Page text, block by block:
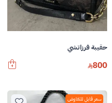
حقيبة فرزاتشي
800
سعر قابل للتفاوض